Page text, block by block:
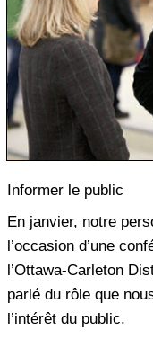
Informer le public
En janvier, notre
l’occasion d’une
l’Ottawa-Carleton
parlé du rôle que
l’intérêt du public.